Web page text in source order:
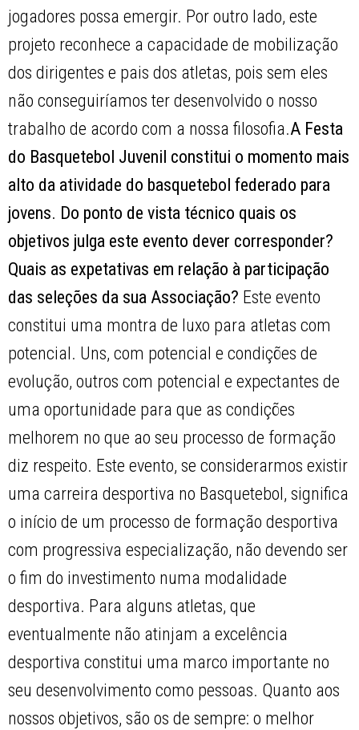
jogadores possa emergir. Por outro lado, este
projeto reconhece a capacidade de mobilização
dos dirigentes e pais dos atletas, pois sem eles
não conseguiríamos ter desenvolvido o nosso
trabalho de acordo com a nossa filosofia.A Festa
do Basquetebol Juvenil constitui o momento mais
alto da atividade do basquetebol federado para
jovens. Do ponto de vista técnico quais os
objetivos julga este evento dever corresponder?
Quais as expetativas em relação à participação
das seleções da sua Associação? Este evento
constitui uma montra de luxo para atletas com
potencial. Uns, com potencial e condições de
evolução, outros com potencial e expectantes de
uma oportunidade para que as condições
melhorem no que ao seu processo de formação
diz respeito. Este evento, se considerarmos existir
uma carreira desportiva no Basquetebol, significa
o início de um processo de formação desportiva
com progressiva especialização, não devendo ser
o fim do investimento numa modalidade
desportiva. Para alguns atletas, que
eventualmente não atinjam a excelência
desportiva constitui uma marco importante no
seu desenvolvimento como pessoas. Quanto aos
nossos objetivos, são os de sempre: o melhor